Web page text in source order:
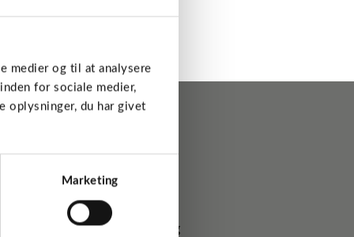
medier og til at analysere
for sociale medier,
oplysninger, du har givet
Marketing
dambrug og havbrug anlæg